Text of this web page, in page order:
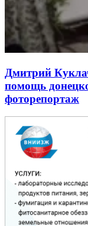
Дмитрий
помощь
фоторепортаж